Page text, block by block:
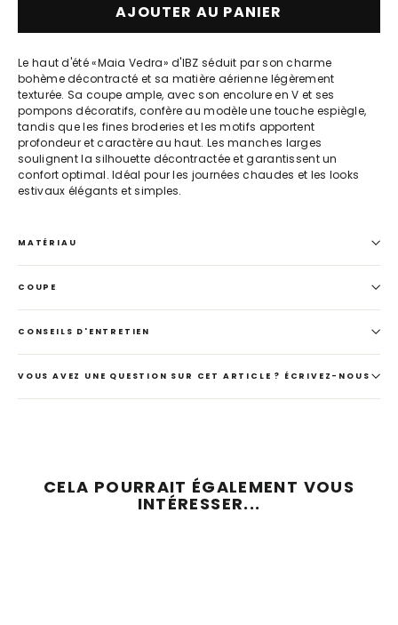
AJOUTER AU PANIER
Le haut d'été «Maia Vedra» d'IBZ séduit par son charme
bohème décontracté et sa matière aérienne légèrement
texturée. Sa coupe ample, avec son encolure en V et ses
pompons décoratifs, confère au modèle une touche espiègle,
tandis que les fines broderies et les motifs apportent
profondeur et caractère au haut. Les manches larges
soulignent la silhouette décontractée et garantissent un
confort optimal. Idéal pour les journées chaudes et les looks
estivaux élégants et simples.
MATÉRIAU
COUPE
CONSEILS D'ENTRETIEN
VOUS AVEZ UNE QUESTION SUR CET ARTICLE ? ÉCRIVEZ-NOUS
CELA POURRAIT ÉGALEMENT VOUS
INTÉRESSER...